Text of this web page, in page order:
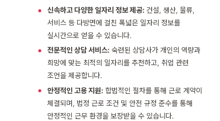
신속하고 다양한 일자리 정보 제공: 건설, 생산, 물류,
서비스 등 다방면에 걸친 폭넓은 일자리 정보를
실시간으로 얻을 수 있습니다.
전문적인 상담 서비스: 숙련된 상담사가 개인의 역량과
희망에 맞는 최적의 일자리를 추천하고, 취업 관련
조언을 제공합니다.
안정적인 고용 지원: 합법적인 절차를 통해 근로 계약이
체결되며, 법정 근로 조건 및 안전 규정 준수를 통해
안정적인 근무 환경을 보장받을 수 있습니다.